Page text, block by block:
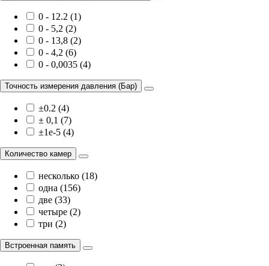
0 - 12.2 (1)
0 - 5,2 (2)
0 - 13,8 (2)
0 - 4,2 (6)
0 - 0,0035 (4)
Точность измерения давления (Бар)
±0.2 (4)
± 0,1 (7)
±1e-5 (4)
Количество камер
несколько (18)
одна (156)
две (33)
четыре (2)
три (2)
Встроенная память